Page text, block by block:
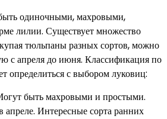
одиночными, махровыми,
лилии. Существует множество
тюльпаны разных сортов, можно
с апреля до июня. Классификация по
определиться с выбором луковиц:
быть махровыми и простыми.
апреле. Интересные сорта ранних